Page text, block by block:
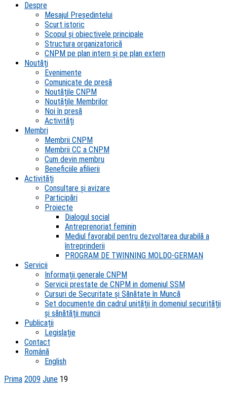
Despre
Mesajul Președintelui
Scurt istoric
Scopul şi obiectivele principale
Structura organizatorică
CNPM pe plan intern şi pe plan extern
Noutăți
Evenimente
Comunicate de presă
Noutățile CNPM
Noutățile Membrilor
Noi în presă
Activități
Membri
Membrii CNPM
Membrii CC a CNPM
Cum devin membru
Beneficiile afilierii
Activități
Consultare și avizare
Participări
Proiecte
Dialogul social
Antreprenoriat feminin
Mediul favorabil pentru dezvoltarea durabilă a
întreprinderii
PROGRAM DE TWINNING MOLDO-GERMAN
Servicii
Informații generale CNPM
Servicii prestate de CNPM in domeniul SSM
Cursuri de Securitate și Sănătate în Muncă
Set documente din cadrul unității în domeniul securității
și sănătății muncii
Publicații
Legislație
Contact
Română
English
Prima 2009 June 19